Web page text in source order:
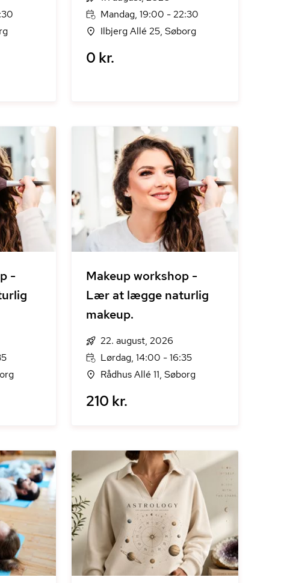
Mandag, 19:00 - 22:30
Ilbjerg Allé 25, Søborg
0 kr.
-
Makeup workshop -
Lær at lægge naturlig
makeup.
22. august, 2026
Lørdag, 14:00 - 16:35
Rådhus Allé 11, Søborg
210 kr.